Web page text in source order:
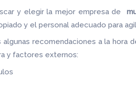
y elegir la mejor empresa de
y el personal adecuado para
recomendaciones a la hora
y factores externos: